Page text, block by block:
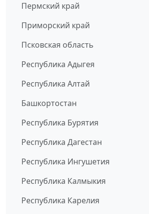
Пермский край
Приморский край
Псковская область
Республика Адыгея
Республика Алтай
Башкортостан
Республика Бурятия
Республика Дагестан
Республика Ингушетия
Республика Калмыкия
Республика Карелия